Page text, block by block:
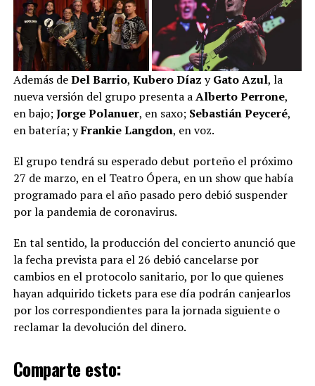
Además deDel Barrio, Kubero Díaz yGato Azul, la
nueva versión del grupo presenta aAlberto Perrone,
en bajo;Jorge Polanuer, en saxo; Sebastián Peyceré,
en batería; yFrankie Langdon, en voz.
El grupo tendrá su esperado debut porteño el próximo
27 de marzo, en el Teatro Ópera, en un show que había
programado para el año pasado pero debió suspender
por la pandemia de coronavirus.
En tal sentido, la producción del concierto anunció que
la fecha prevista para el 26 debió cancelarse por
cambios en el protocolo sanitario, por lo que quienes
hayan adquirido tickets para ese día podrán canjearlos
por los correspondientes para la jornada siguiente o
reclamar la devolución del dinero.
Comparte esto: